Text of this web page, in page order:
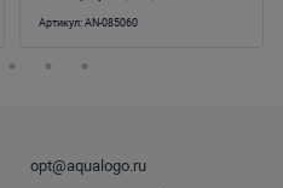
Артикул: AN-085060
opt@aqualogo.ru